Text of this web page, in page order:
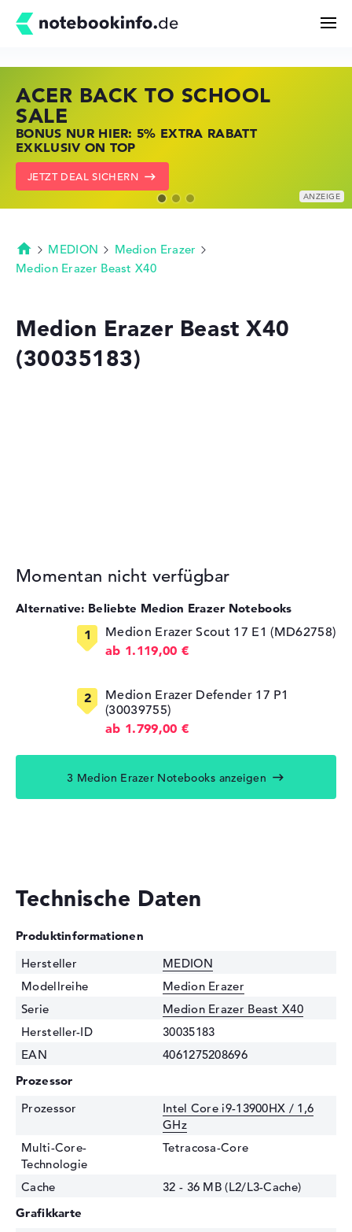
Kaufberatung
Technik & Wissen
ACER BACK TO SCHOOL
SALE
BONUS NUR HIER: 5% EXTRA RABATT
EXKLUSIV ON TOP
JETZT DEAL SICHERN
HP STORE SSV DEALS
JETZT ZUGREIFEN: NOTEBOOKS BEI HP
KRÄFTIG REDUZIERT
ZU DEN HP ANGEBOTEN
LENOVO LAPTOP DEALS
NOTEBOOKS BEI LENOVO JETZT
KRÄFTIG REDUZIERT
LENOVO DEALS ZEIGEN
Startseite
MEDION
Medion Erazer
Medion Erazer Beast X40
Medion Erazer Beast X40
(30035183)
Momentan nicht verfügbar
Alternative: Beliebte Medion Erazer Notebooks
Medion Erazer Scout 17 E1 (MD62758)
ab 1.119,00 €
Medion Erazer Defender 17 P1
(30039755)
ab 1.799,00 €
3 Medion Erazer Notebooks anzeigen
Technische Daten
Produktinformationen
Hersteller
MEDION
Modellreihe
Medion Erazer
Serie
Medion Erazer Beast X40
Hersteller-ID
30035183
EAN
4061275208696
Prozessor
Prozessor
Intel Core i9-13900HX / 1,6
GHz
Multi-Core-
Technologie
Tetracosa-Core
Cache
32 - 36 MB (L2/L3-Cache)
Grafikkarte